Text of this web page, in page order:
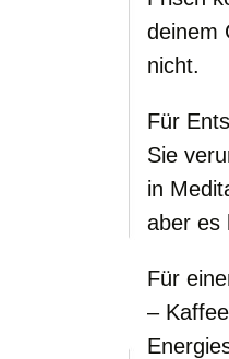
deinem
nicht.
Für
Sie
in
aber es
Für
–